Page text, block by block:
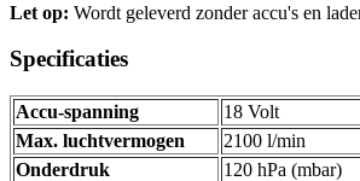
Let op: Wordt geleverd zonder accu's en
Specificaties
Accu-spanning
18 Volt
Max. luchtvermogen
2100 l/min
Onderdruk
120 hPa (mbar)